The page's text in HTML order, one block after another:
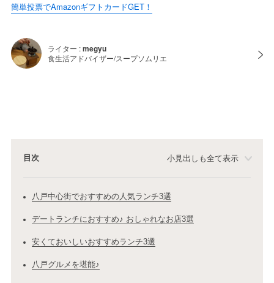
簡単投票でAmazonギフトカードGET！
ライター :megyu
食生活アドバイザー/スープソムリエ
目次 小見出しも全て表示
八戸中心街でおすすめの人気ランチ3選
デートランチにおすすめ♪ おしゃれなお店3選
安くておいしいおすすめランチ3選
八戸グルメを堪能♪